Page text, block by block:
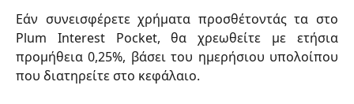
Εάν συνεισφέρετε χρήματα προσθέτοντάς τα στο
Plum Interest Pocket, θα χρεωθείτε με ετήσια
προμήθεια 0,25%, βάσει του ημερήσιου υπολοίπου
που διατηρείτε στο κεφάλαιο.